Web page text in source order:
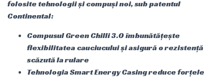
folosite tehnologii și compuși noi, sub patentul
Continental:
Compusul Green Chilli 3.0 îmbunătățește
flexibilitatea cauciucului și asigură o rezistență
scăzută la rulare
Tehnologia Smart Energy Casing reduce forțele